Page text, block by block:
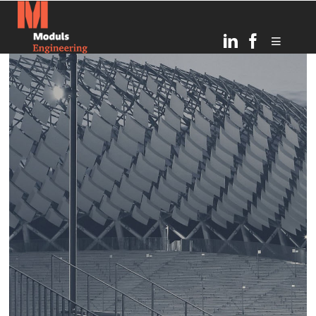
6JULY
2026
TOPOŠĀ OGRES
BĒRNUDĀRZA PAMATOS
IEMŪRĒTA KAPSULA AR
VĒSTĪJUMU NĀKAMAJĀM
PAAUDZĒM
21
MARCH
2025
RĪGAS INFRASTRUKTŪRAS
ATTĪSTĪBA UN DROŠĪBAS
UZLABOŠANA: MODULS
ENGINEERING